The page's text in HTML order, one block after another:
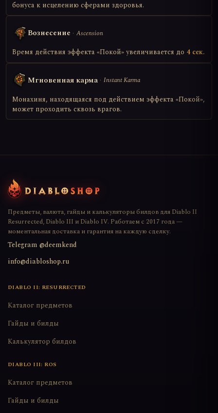
бонуса к исцелению сферами здоровья.
Вознесение Ascension
Время действия эффекта «Покой» увеличивается до 4 сек.
Мгновенная карма Instant Karma
Монахиня, находящаяся под действием эффекта «Покой»,
может проходить сквозь врагов.
Предметы, валюта, гайды и калькуляторы билдов для Diablo II
Resurrected, Diablo III и Diablo IV. Работаем с 2017 года —
моментальная доставка и гарантия на каждую сделку.
Telegram @deemkend
info@diabloshop.ru
DIABLO II: RESURRECTED
Каталог предметов
Гайды и билды
Калькулятор билдов
DIABLO III: ROS
Каталог предметов
Гайды и билды